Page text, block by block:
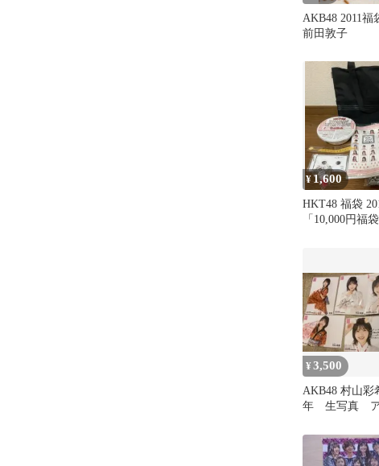
AKB48 2011福
前田敦子
¥1,600
HKT48 福袋
「10,000円福
¥3,500
AKB48 村山彩
年 生写真 ア